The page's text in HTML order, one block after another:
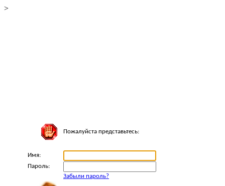
>
Пожалуйста представьтесь:
Имя:
Пароль:
Забыли пароль?